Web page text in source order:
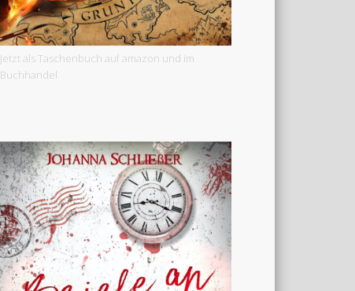
Jetzt als Taschenbuch auf amazon und im
Buchhandel